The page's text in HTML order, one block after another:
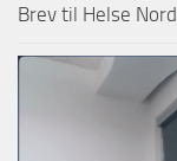
Brev til Helse Nord